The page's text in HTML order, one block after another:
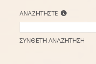
ΑΝΑΖΗΤΗΣΤΕ
ΣΥΝΘΕΤΗ ΑΝΑΖΗΤΗΣΗ